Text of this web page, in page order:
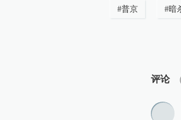
#普京 #暗
评论